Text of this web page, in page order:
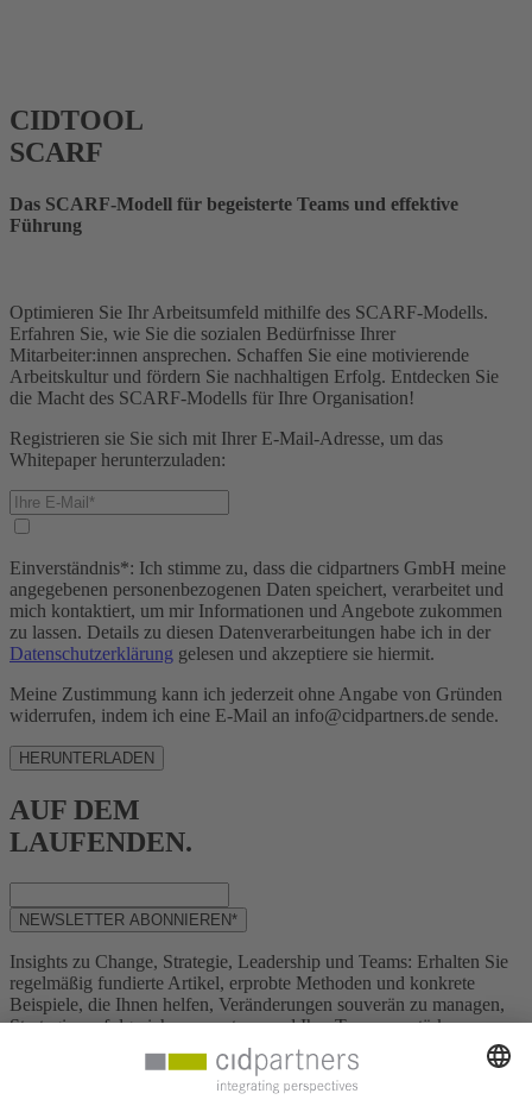
CIDTOOL
SCARF
Das SCARF-Modell für begeisterte Teams und effektive
Führung
Optimieren Sie Ihr Arbeitsumfeld mithilfe des SCARF-Modells.
Erfahren Sie, wie Sie die sozialen Bedürfnisse Ihrer
Mitarbeiter:innen ansprechen. Schaffen Sie eine motivierende
Arbeitskultur und fördern Sie nachhaltigen Erfolg. Entdecken Sie
die Macht des SCARF-Modells für Ihre Organisation!
Registrieren sie Sie sich mit Ihrer E-Mail-Adresse, um das
Whitepaper herunterzuladen:
Einverständnis*: Ich stimme zu, dass die cidpartners GmbH meine
angegebenen personenbezogenen Daten speichert, verarbeitet und
mich kontaktiert, um mir Informationen und Angebote zukommen
zu lassen. Details zu diesen Datenverarbeitungen habe ich in der
Datenschutzerklärung gelesen und akzeptiere sie hiermit.
Meine Zustimmung kann ich jederzeit ohne Angabe von Gründen
widerrufen, indem ich eine E-Mail an info@cidpartners.de sende.
HERUNTERLADEN
AUF DEM
LAUFENDEN.
NEWSLETTER ABONNIEREN*
Insights zu Change, Strategie, Leadership und Teams: Erhalten Sie
regelmäßig fundierte Artikel, erprobte Methoden und konkrete
Beispiele, die Ihnen helfen, Veränderungen souverän zu managen,
Strategien erfolgreich umzusetzen und Ihre Teams zu stärken.
Bleiben Sie am Puls der Zeit mit Themen wie Digitalisierung,
Resilienz und agile Zusammenarbeit.